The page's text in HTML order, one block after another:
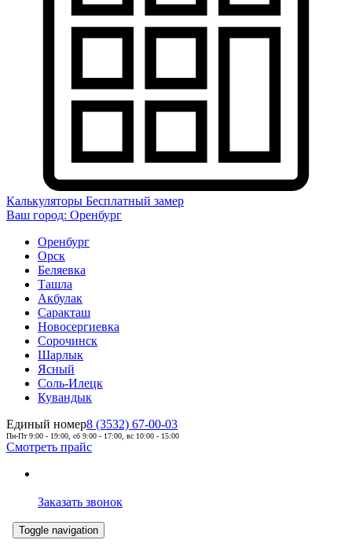
Калькуляторы Бесплатный замер
Ваш город: Оренбург
Оренбург
Орск
Беляевка
Ташла
Акбулак
Саракташ
Новосергиевка
Сорочинск
Шарлык
Ясный
Соль-Илецк
Кувандык
Единый номер8 (3532) 67-00-03
Пн-Пт 9:00 - 19:00, сб 9:00 - 17:00, вс 10:00 - 15:00
Смотреть прайс
Заказать звонок
Toggle navigation